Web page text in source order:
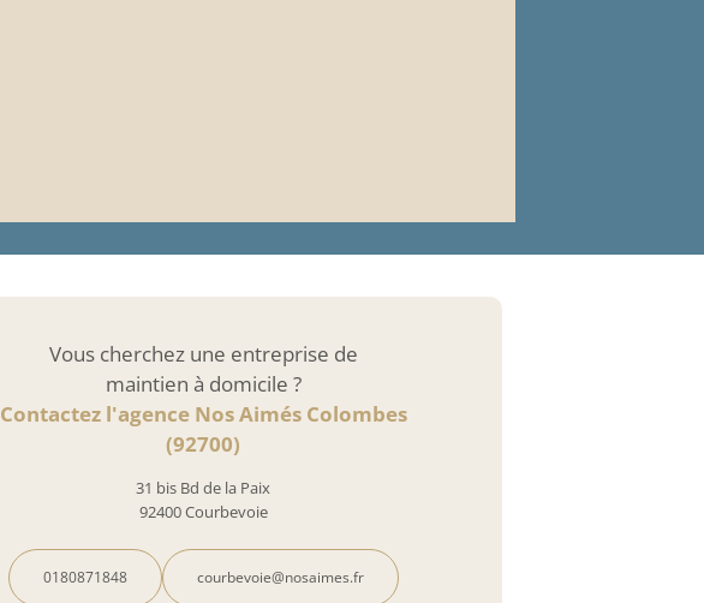
Vous cherchez une entreprise de
maintien à domicile ?
Contactez l'agence Nos Aimés Colombes
(92700)
31 bis Bd de la Paix
92400 Courbevoie
0180871848 courbevoie@nosaimes.fr